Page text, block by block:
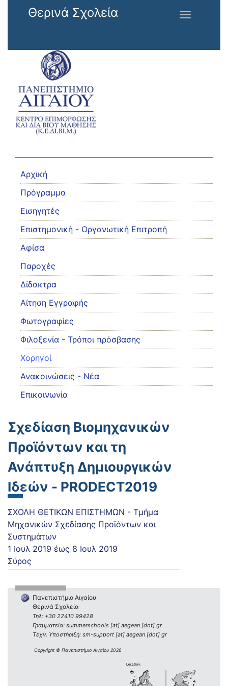
Παράκαμψη προς το κυρίως περιεχόμενο
Θερινά Σχολεία
Toggle
Αρχική
Πρόγραμμα
Εισηγητές
Eπιστημονική - Οργανωτική Επιτροπή
Αφίσα
Παροχές
Δίδακτρα
Αίτηση Εγγραφής
Φωτογραφίες
Φιλοξενία - Τρόποι πρόσβασης
Χορηγοί
Ανακοινώσεις - Νέα
Επικοινωνία
Σχεδίαση Βιομηχανικών
Προϊόντων και τη
Ανάπτυξη Δημιουργικών
Ιδεών - PRODECT2019
ΣΧΟΛΗ ΘΕΤΙΚΩΝ ΕΠΙΣΤΗΜΩΝ - Τμήμα
Μηχανικών Σχεδίασης Προϊόντων και
Συστημάτων
1 Ιουλ 2019 έως 8 Ιουλ 2019
Σύρος
Πανεπιστήμιο Αιγαίου
Θερινά Σχολεία
Τηλ: +30 22410 99428
Γραμματεία: summerschools [at] aegean [dot] gr
Τεχν. Υποστήριξη: sm-support [at] aegean [dot] gr
Copyright © Πανεπιστήμιο Αιγαίου 2026